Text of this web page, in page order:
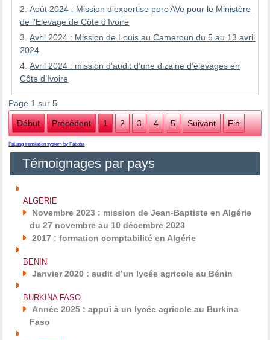
Août 2024 : Mission d’expertise porc AVe pour le Ministère
de l’Elevage de Côte d’Ivoire
Avril 2024 : Mission de Louis au Cameroun du 5 au 13 avril
2024
Avril 2024 : mission d’audit d’une dizaine d’élevages en
Côte d’Ivoire
Page 1 sur 5
Début Précédent 1 2 3 4 5 Suivant Fin
FaLang translation system by Faboba
Témoignages par pays
ALGERIE
Novembre 2023 : mission de Jean-Baptiste en Algérie
du 27 novembre au 10 décembre 2023
2017 : formation comptabilité en Algérie
BENIN
Janvier 2020 : audit d’un lycée agricole au Bénin
BURKINA FASO
Année 2025 : appui à un lycée agricole au Burkina
Faso